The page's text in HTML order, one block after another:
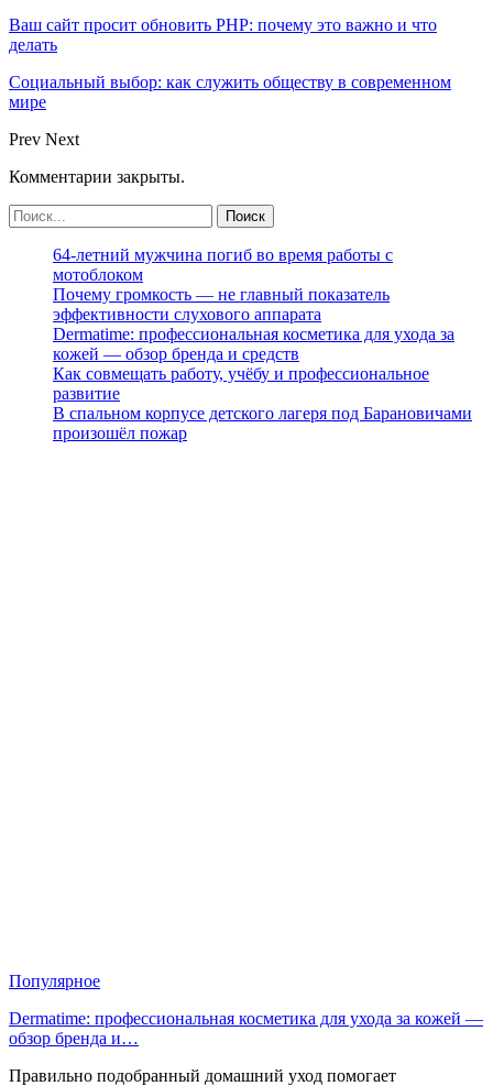
Ваш сайт просит обновить PHP: почему это важно и что
делать
Социальный выбор: как служить обществу в современном
мире
Prev Next
Комментарии закрыты.
64-летний мужчина погиб во время работы с
мотоблоком
Почему громкость — не главный показатель
эффективности слухового аппарата
Dermatime: профессиональная косметика для ухода за
кожей — обзор бренда и средств
Как совмещать работу, учёбу и профессиональное
развитие
В спальном корпусе детского лагеря под Барановичами
произошёл пожар
Популярное
Dermatime: профессиональная косметика для ухода за кожей —
обзор бренда и…
Правильно подобранный домашний уход помогает